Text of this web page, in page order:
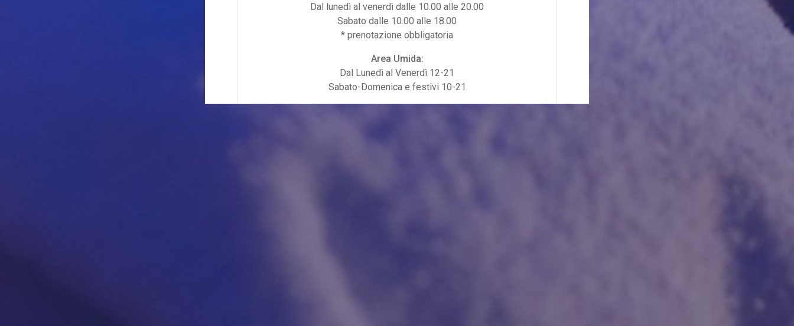
Dal lunedì al venerdì dalle 10.00 alle 20.00
Sabato dalle 10.00 alle 18.00
* prenotazione obbligatoria
Area Umida:
Dal Lunedì al Venerdì 12-21
Sabato-Domenica e festivi 10-21